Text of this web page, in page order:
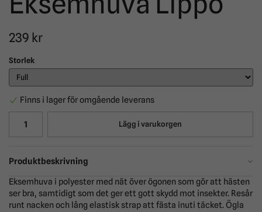
239 kr
Storlek
Finns i lager för omgående leverans
Lägg i varukorgen
Produktbeskrivning
Eksemhuva i polyester med nät över ögonen som gör att hästen
ser bra, samtidigt som det ger ett gott skydd mot insekter. Resår
runt nacken och lång elastisk strap att fästa inuti täcket. Ögla